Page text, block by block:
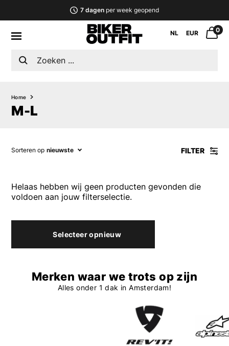
7 dagenper week geopend
NL EUR 0
Home
M-L
Sorteren op nieuwste FILTER
Helaas hebben wij geen producten gevonden die
voldoen aan jouw filterselectie.
Selecteer opnieuw
Merken waar we trots op zijn
Alles onder 1 dak in Amsterdam!